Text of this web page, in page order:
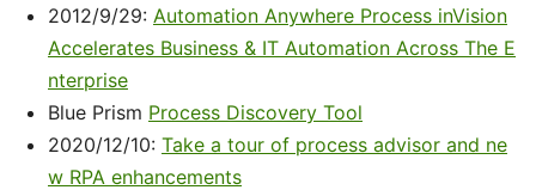
2012/9/29: Automation Anywhere Process inVision
Accelerates Business & IT Automation Across The E
nterprise
Blue Prism Process Discovery Tool
2020/12/10: Take a tour of process advisor and ne
w RPA enhancements